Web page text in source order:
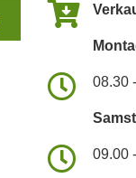
08.30
09.00